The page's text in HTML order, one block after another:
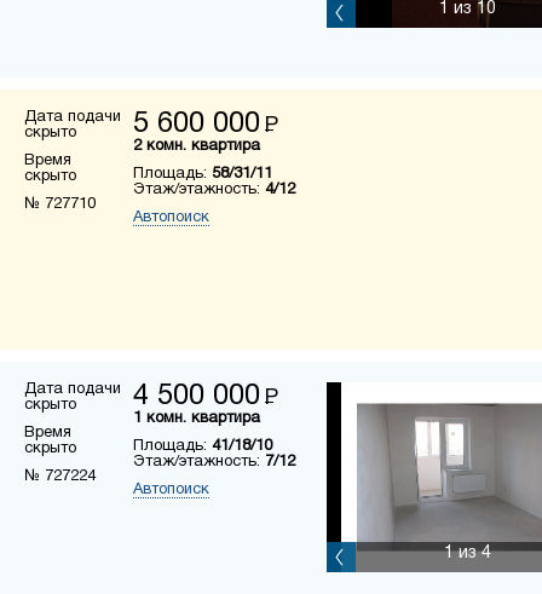
1 из 10
Дата подачи
скрыто
Время
скрыто
№ 727710
5 600 000 Р
2 комн. квартира
Площадь: 58/31/11
Этаж/этажность: 4/12
Автопоиск
Дата подачи
скрыто
Время
скрыто
№ 727224
4 500 000 Р
1 комн. квартира
Площадь: 41/18/10
Этаж/этажность: 7/12
Автопоиск
1из 4